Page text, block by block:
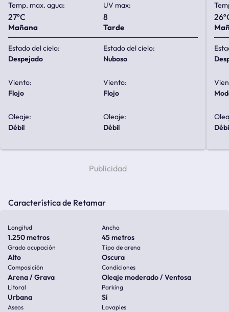
Temp. max. agua:
27ºC
UV max:
8
Mañana
Estado del cielo:
despejado
Viento:
flojo
Oleaje:
débil
Tarde
Estado del cielo:
nuboso
Viento:
flojo
Oleaje:
débil
Característica de Retamar
Longitud
1.250 metros
Ancho
45 metros
Grado ocupación
Alto
Tipo de arena
Oscura
Composición
Arena / Grava
Condiciones
Oleaje moderado / Ventosa
Litoral
Urbana
Parking
Sí
Aseos Lavapies